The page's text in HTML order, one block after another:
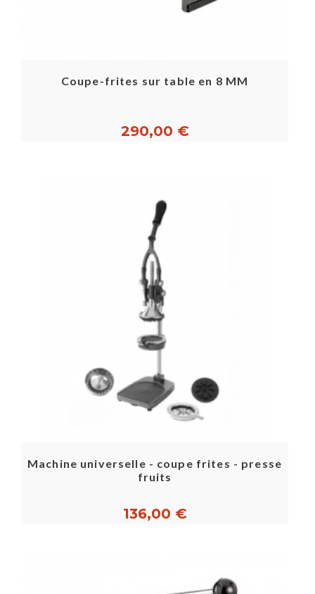
Coupe-frites sur table en 8 MM
290,00 €
Machine universelle - coupe frites - presse
fruits
136,00 €